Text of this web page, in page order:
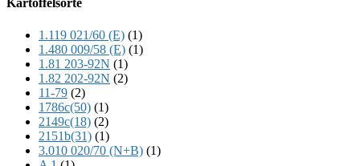
Content
Kartoffelsorte
1.119 021/60 (E) (1)
1.480 009/58 (E) (1)
1.81 203-92N (1)
1.82 202-92N (2)
11-79 (2)
1786c(50) (1)
2149c(18) (2)
2151b(31) (1)
3.010 020/70 (N+B) (1)